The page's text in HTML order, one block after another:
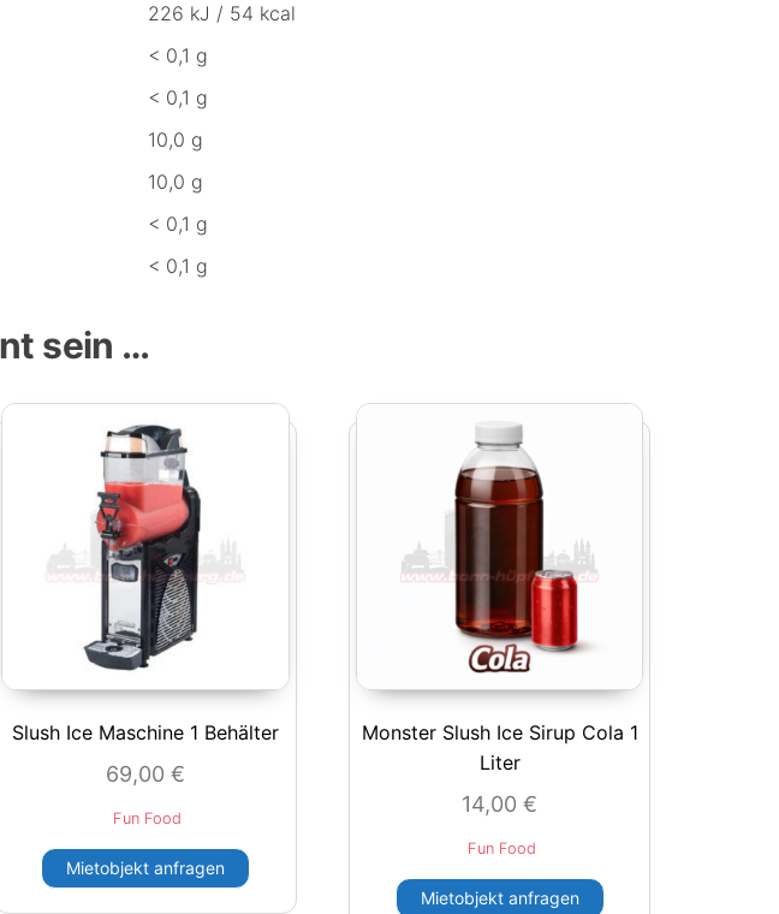
226 kJ / 54 kcal
< 0,1 g
< 0,1 g
10,0 g
10,0 g
< 0,1 g
< 0,1 g
sein …
Slush Ice Maschine 1 Behälter
69,00€
Fun Food
Mietobjekt anfragen
Monster Slush Ice Sirup Cola 1
Liter
14,00€
Fun Food
Mietobjekt anfragen